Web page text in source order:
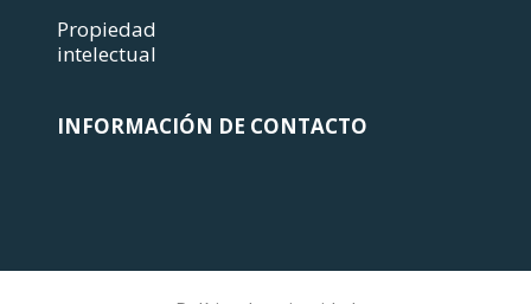
Propiedad
intelectual
INFORMACIÓN DE CONTACTO